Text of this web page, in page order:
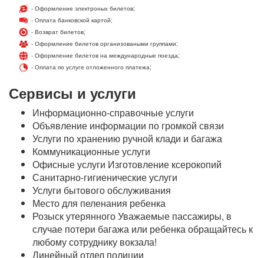
- Оформление электроных билетов;
- Оплата банковской картой;
- Возврат билетов;
- Оформление билетов организоваными группами;
- Оформление билетов на международные поезда;
- Оплата по услуге отложенного платежа;
Сервисы и услуги
Информационно-справочные услуги
Объявление информации по громкой связи
Услуги по хранению ручной клади и багажа
Коммуникационные услуги
Офисные услуги Изготовление ксерокопий
Санитарно-гигиенические услуги
Услуги бытового обслуживания
Место для пеленания ребенка
Розыск утерянного Уважаемые пассажиры, в
случае потери багажа или ребенка обращайтесь к
любому сотруднику вокзала!
Линейный отдел полиции